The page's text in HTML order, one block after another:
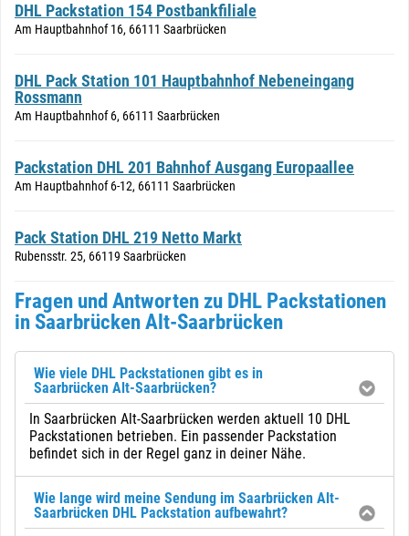
DHL Packstation 154 Postbankfiliale
Am Hauptbahnhof 16, 66111 Saarbrücken
DHL Pack Station 101 Hauptbahnhof Nebeneingang
Rossmann
Am Hauptbahnhof 6, 66111 Saarbrücken
Packstation DHL 201 Bahnhof Ausgang Europaallee
Am Hauptbahnhof 6-12, 66111 Saarbrücken
Pack Station DHL 219 Netto Markt
Rubensstr. 25, 66119 Saarbrücken
Fragen und Antworten zu DHL Packstationen
in Saarbrücken Alt-Saarbrücken
Wie viele DHL Packstationen gibt es in
Saarbrücken Alt-Saarbrücken?
In Saarbrücken Alt-Saarbrücken werden aktuell 10 DHL
Packstationen betrieben. Ein passender Packstation
befindet sich in der Regel ganz in deiner Nähe.
Wie lange wird meine Sendung im Saarbrücken Alt-
Saarbrücken DHL Packstation aufbewahrt?